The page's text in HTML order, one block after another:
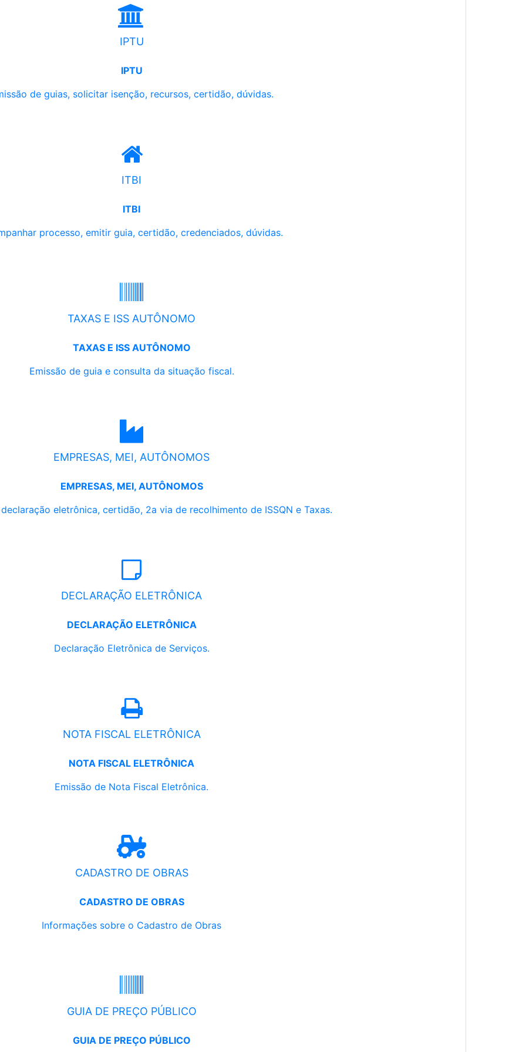
IPTU
IPTU
de guias, solicitar isenção, recursos, certidão, dúvidas.
ITBI
ITBI
processo, emitir guia, certidão, credenciados, dúvidas.
TAXAS E ISS AUTÔNOMO
TAXAS E ISS AUTÔNOMO
Emissão de guia e consulta da situação fiscal.
EMPRESAS, MEI, AUTÔNOMOS
EMPRESAS, MEI, AUTÔNOMOS
eletrônica, certidão, 2a via de recolhimento de ISSQN e Taxas.
DECLARAÇÃO ELETRÔNICA
DECLARAÇÃO ELETRÔNICA
Declaração Eletrônica de Serviços.
NOTA FISCAL ELETRÔNICA
NOTA FISCAL ELETRÔNICA
Emissão de Nota Fiscal Eletrônica.
CADASTRO DE OBRAS
CADASTRO DE OBRAS
Informações sobre o Cadastro de Obras
GUIA DE PREÇO PÚBLICO
GUIA DE PREÇO PÚBLICO